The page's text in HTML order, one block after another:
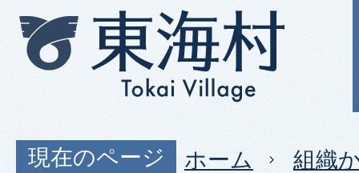
現在のページ ホーム 組織